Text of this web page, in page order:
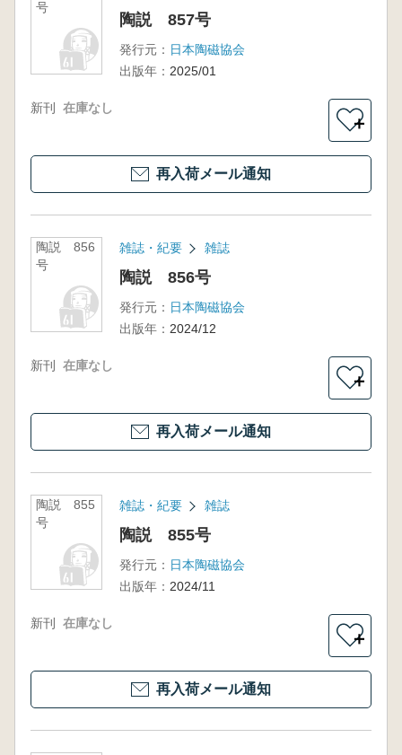
号
陶説 857号
発行元： 日本陶磁協会
出版年： 2025/01
新刊 在庫なし
＋
再入荷メール通知
陶説 856
号
雑誌・紀要 雑誌
陶説 856号
発行元： 日本陶磁協会
出版年： 2024/12
新刊 在庫なし
＋
再入荷メール通知
陶説 855
号
雑誌・紀要 雑誌
陶説 855号
発行元： 日本陶磁協会
出版年： 2024/11
新刊 在庫なし
＋
再入荷メール通知